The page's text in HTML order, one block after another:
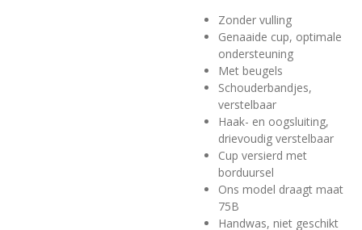
Zonder vulling
Genaaide cup, optimale
ondersteuning
Met beugels
Schouderbandjes,
verstelbaar
Haak- en oogsluiting,
drievoudig verstelbaar
Cup versierd met
borduursel
Ons model draagt maat
75B
Handwas, niet geschikt